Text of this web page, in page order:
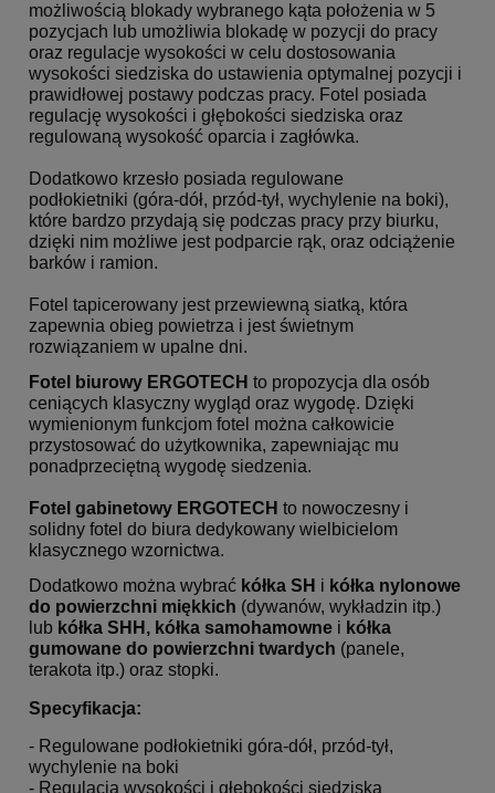
możliwością blokady wybranego kąta położenia w 5
pozycjach lub umożliwia blokadę w pozycji do pracy
oraz regulacje wysokości w celu dostosowania
wysokości siedziska do ustawienia optymalnej pozycji i
prawidłowej postawy podczas pracy. Fotel posiada
regulację wysokości i głębokości siedziska oraz
regulowaną wysokość oparcia i zagłówka.
Dodatkowo krzesło posiada regulowane
podłokietniki (góra-dół, przód-tył, wychylenie na boki),
które bardzo przydają się podczas pracy przy biurku,
dzięki nim możliwe jest podparcie rąk, oraz odciążenie
barków i ramion.
Fotel tapicerowany jest przewiewną siatką, która
zapewnia obieg powietrza i jest świetnym
rozwiązaniem w upalne dni.
Fotel biurowy ERGOTECH to propozycja dla osób
ceniących klasyczny wygląd oraz wygodę. Dzięki
wymienionym funkcjom fotel można całkowicie
przystosować do użytkownika, zapewniając mu
ponadprzeciętną wygodę siedzenia.
Fotel gabinetowy ERGOTECH to nowoczesny i
solidny fotel do biura dedykowany wielbicielom
klasycznego wzornictwa.
Dodatkowo można wybrać kółka SH i kółka nylonowe
do powierzchni miękkich (dywanów, wykładzin itp.)
lub kółka SHH, kółka samohamowne i kółka
gumowane do powierzchni twardych (panele,
terakota itp.) oraz stopki.
Specyfikacja:
- Regulowane podłokietniki góra-dół, przód-tył,
wychylenie na boki
- Regulacja wysokości i głębokości siedziska